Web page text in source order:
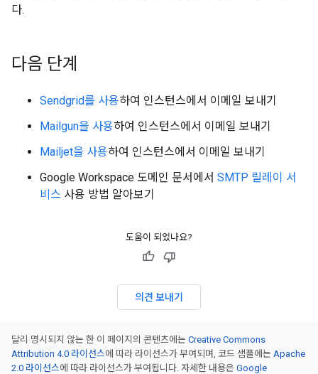
다.
다음 단계
Sendgrid를 사용하여 인스턴스에서 이메일 보내기
Mailgun을 사용하여 인스턴스에서 이메일 보내기
Mailjet을 사용하여 인스턴스에서 이메일 보내기
Google Workspace 도메인 문서에서 SMTP 릴레이 서
비스 사용 방법 알아보기
도움이 되었나요?
의견 보내기
달리 명시되지 않는 한 이 페이지의 콘텐츠에는 Creative Commons
Attribution 4.0 라이선스에 따라 라이선스가 부여되며, 코드 샘플에는 Apache
2.0 라이선스에 따라 라이선스가 부여됩니다. 자세한 내용은 Google